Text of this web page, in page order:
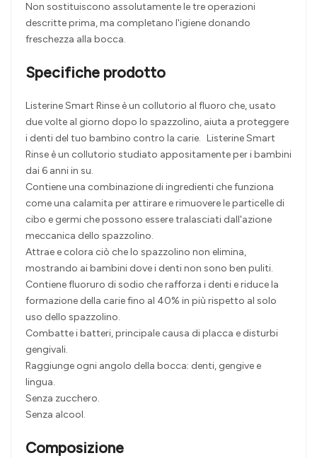
Non sostituiscono assolutamente le tre operazioni
descritte prima, ma completano l'igiene donando
freschezza alla bocca.
Specifiche prodotto
Listerine Smart Rinse è un collutorio al fluoro che, usato
due volte al giorno dopo lo spazzolino, aiuta a proteggere
i denti del tuo bambino contro la carie. Listerine Smart
Rinse è un collutorio studiato appositamente per i bambini
dai 6 anni in su.
Contiene una combinazione di ingredienti che funziona
come una calamita per attirare e rimuovere le particelle di
cibo e germi che possono essere tralasciati dall'azione
meccanica dello spazzolino.
Attrae e colora ciò che lo spazzolino non elimina,
mostrando ai bambini dove i denti non sono ben puliti.
Contiene fluoruro di sodio che rafforza i denti e riduce la
formazione della carie fino al 40% in più rispetto al solo
uso dello spazzolino.
Combatte i batteri, principale causa di placca e disturbi
gengivali.
Raggiunge ogni angolo della bocca: denti, gengive e
lingua.
Senza zucchero.
Senza alcool.
Composizione